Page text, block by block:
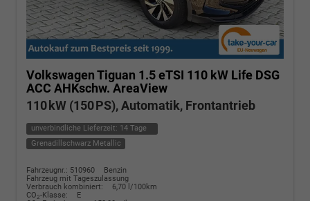
Volkswagen Tiguan 1.5 eTSI 110 kW Life DSG
ACC AHKschw. AreaView
110 kW (150 PS), Automatik, Frontantrieb
unverbindliche Lieferzeit: 14 Tage
Grenadillschwarz Metallic
Fahrzeugnr.: 510960
Benzin
Fahrzeug mit Tageszulassung
Verbrauch kombiniert:
6,70 l/100km
CO2-Klasse:
E